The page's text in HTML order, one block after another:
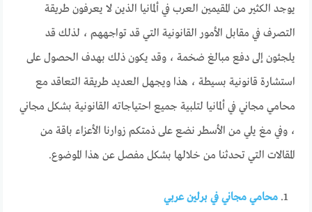
يوجد الكثير من المقيمين العرب في ألمانيا الذين لا يعرفون طريقة
التصرف في مقابل الأمور القانونية التي قد تواجههم ، لذلك قد
يلجئون إلى دفع مبالغ ضخمة ، وقد يكون ذلك بهدف الحصول على
استشارة قانونية بسيطة ، هذا ويجهل العديد طريقة التعاقد مع
محامي مجاني في ألمانيا لتلبية جميع احتياجاته القانونية بشكل مجاني
، وفي مغ يلي من الأسطر نضع على ذمتكم زوارنا الأعزاء باقة من
المقالات التي تحدثنا من خلالها بشكل مفصل عن هذا الموضوع.
محامي مجاني في برلين عربي